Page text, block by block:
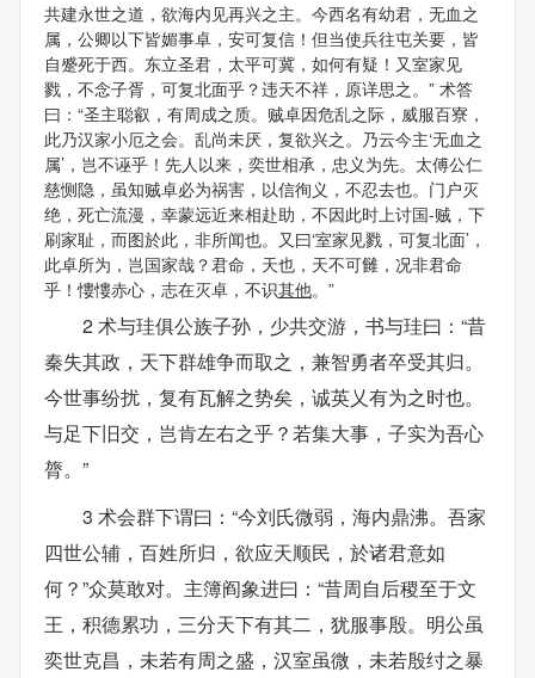
共建永世之道，欲海内见再兴之主。今西名有幼君，无血之
属，公卿以下皆媚事卓，安可复信！但当使兵往屯关要，皆
自蹙死于西。东立圣君，太平可冀，如何有疑！又室家见
戮，不念子胥，可复北面乎？违天不祥，原详思之。” 术答
曰：“圣主聪叡，有周成之质。贼卓因危乱之际，威服百寮，
此乃汉家小厄之会。乱尚未厌，复欲兴之。乃云今主‘无血之
属’，岂不诬乎！先人以来，奕世相承，忠义为先。太傅公仁
慈恻隐，虽知贼卓必为祸害，以信徇义，不忍去也。门户灭
绝，死亡流漫，幸蒙远近来相赴助，不因此时上讨国-贼，下
刷家耻，而图於此，非所闻也。又曰‘室家见戮，可复北面’，
此卓所为，岂国家哉？君命，天也，天不可雠，况非君命
乎！慺慺赤心，志在灭卓，不识其他。”
2 术与珪俱公族子孙，少共交游，书与珪曰：“昔
秦失其政，天下群雄争而取之，兼智勇者卒受其归。
今世事纷扰，复有瓦解之势矣，诚英乂有为之时也。
与足下旧交，岂肯左右之乎？若集大事，子实为吾心
膂。”
3 术会群下谓曰：“今刘氏微弱，海内鼎沸。吾家
四世公辅，百姓所归，欲应天顺民，於诸君意如
何？”众莫敢对。主簿阎象进曰：“昔周自后稷至于文
王，积德累功，三分天下有其二，犹服事殷。明公虽
奕世克昌，未若有周之盛，汉室虽微，未若殷纣之暴